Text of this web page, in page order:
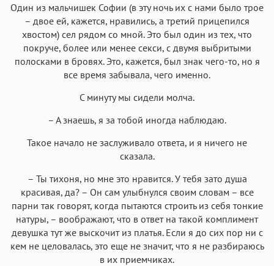
Один из мальчишек Софии (в эту ночь их с нами было трое
– двое ей, кажется, нравились, а третий прицепился
хвостом) сел рядом со мной. Это был один из тех, что
покруче, более или менее секси, с двумя выбритыми
полосками в бровях. Это, кажется, был знак чего-то, но я
все время забывала, чего именно.
С минуту мы сидели молча.
– А знаешь, я за тобой иногда наблюдаю.
Такое начало не заслуживало ответа, и я ничего не
сказала.
– Ты тихоня, но мне это нравится. У тебя зато душа
красивая, да? – Он сам улыбнулся своим словам – все
парни так говорят, когда пытаются строить из себя тонкие
натуры, – воображают, что в ответ на такой комплимент
девушка тут же выскочит из платья. Если я до сих пор ни с
кем не целовалась, это еще не значит, что я не разбираюсь
в их приемчиках.